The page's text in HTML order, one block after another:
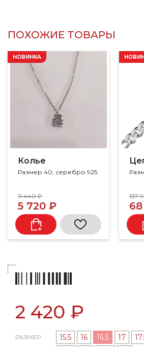
ПОХОЖИЕ ТОВАРЫ
Колье
Размер 40, серебро 925
НОВИНКА
11 440 ₽
5 720 ₽
137
2 420 ₽
РАЗМЕР 15.5 16 16.5 17